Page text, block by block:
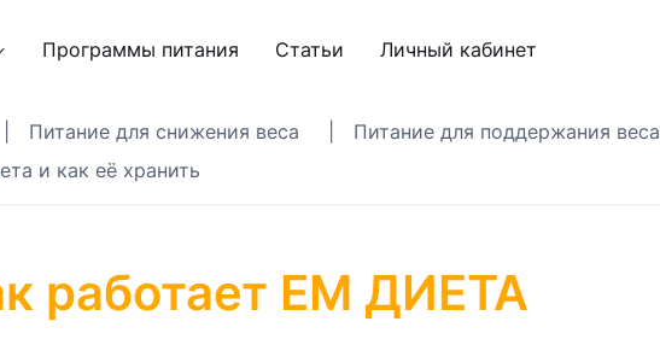
Программы питания Статьи Личный кабинет
Питание для снижения веса Питание для поддержания веса
и как её хранить
работает ЕМ ДИЕТА